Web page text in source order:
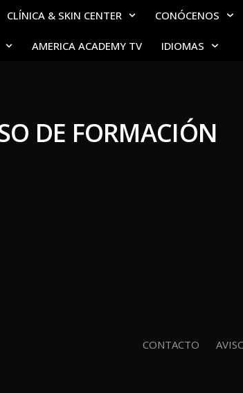
CLÍNICA & SKIN CENTER CONÓCENOS
AMERICA ACADEMY TV IDIOMAS
DE FORMACIÓN
CONTACTO